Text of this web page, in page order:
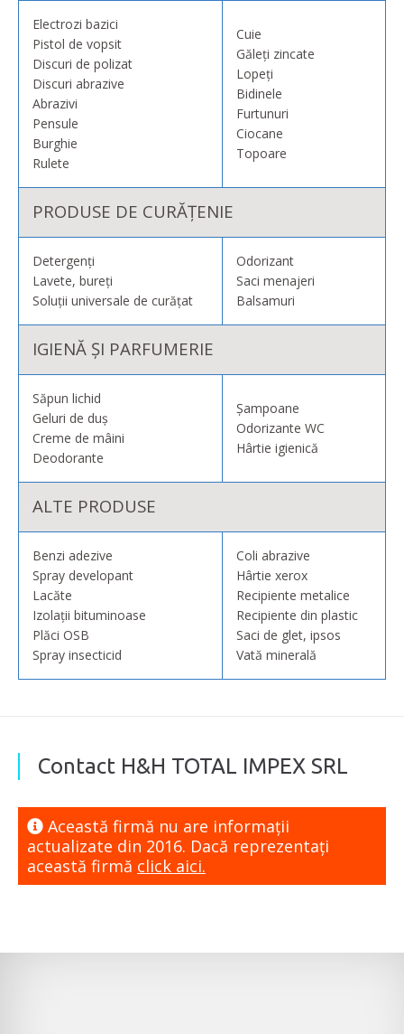
Electrozi bazici
Pistol de vopsit
Discuri de polizat
Discuri abrazive
Abrazivi
Pensule
Burghie
Rulete
Cuie
Găleți zincate
Lopeți
Bidinele
Furtunuri
Ciocane
Topoare
PRODUSE DE CURĂȚENIE
Detergenți
Lavete, bureți
Soluții universale de curățat
Odorizant
Saci menajeri
Balsamuri
IGIENĂ ȘI PARFUMERIE
Săpun lichid
Geluri de duș
Creme de mâini
Deodorante
Șampoane
Odorizante WC
Hârtie igienică
ALTE PRODUSE
Benzi adezive
Spray developant
Lacăte
Izolații bituminoase
Plăci OSB
Spray insecticid
Coli abrazive
Hârtie xerox
Recipiente metalice
Recipiente din plastic
Saci de glet, ipsos
Vată minerală
Contact H&H TOTAL IMPEX SRL
Această firmă nu are informaţii
actualizate din 2016. Dacă reprezentaţi
această firmă click aici.